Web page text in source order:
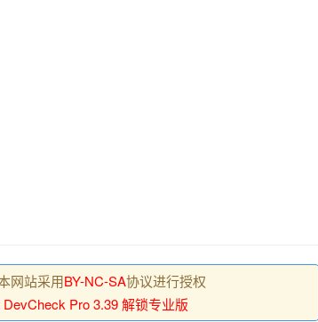
网站采用BY-NC-SA协议进行授权
Pro 3.39 解锁专业版